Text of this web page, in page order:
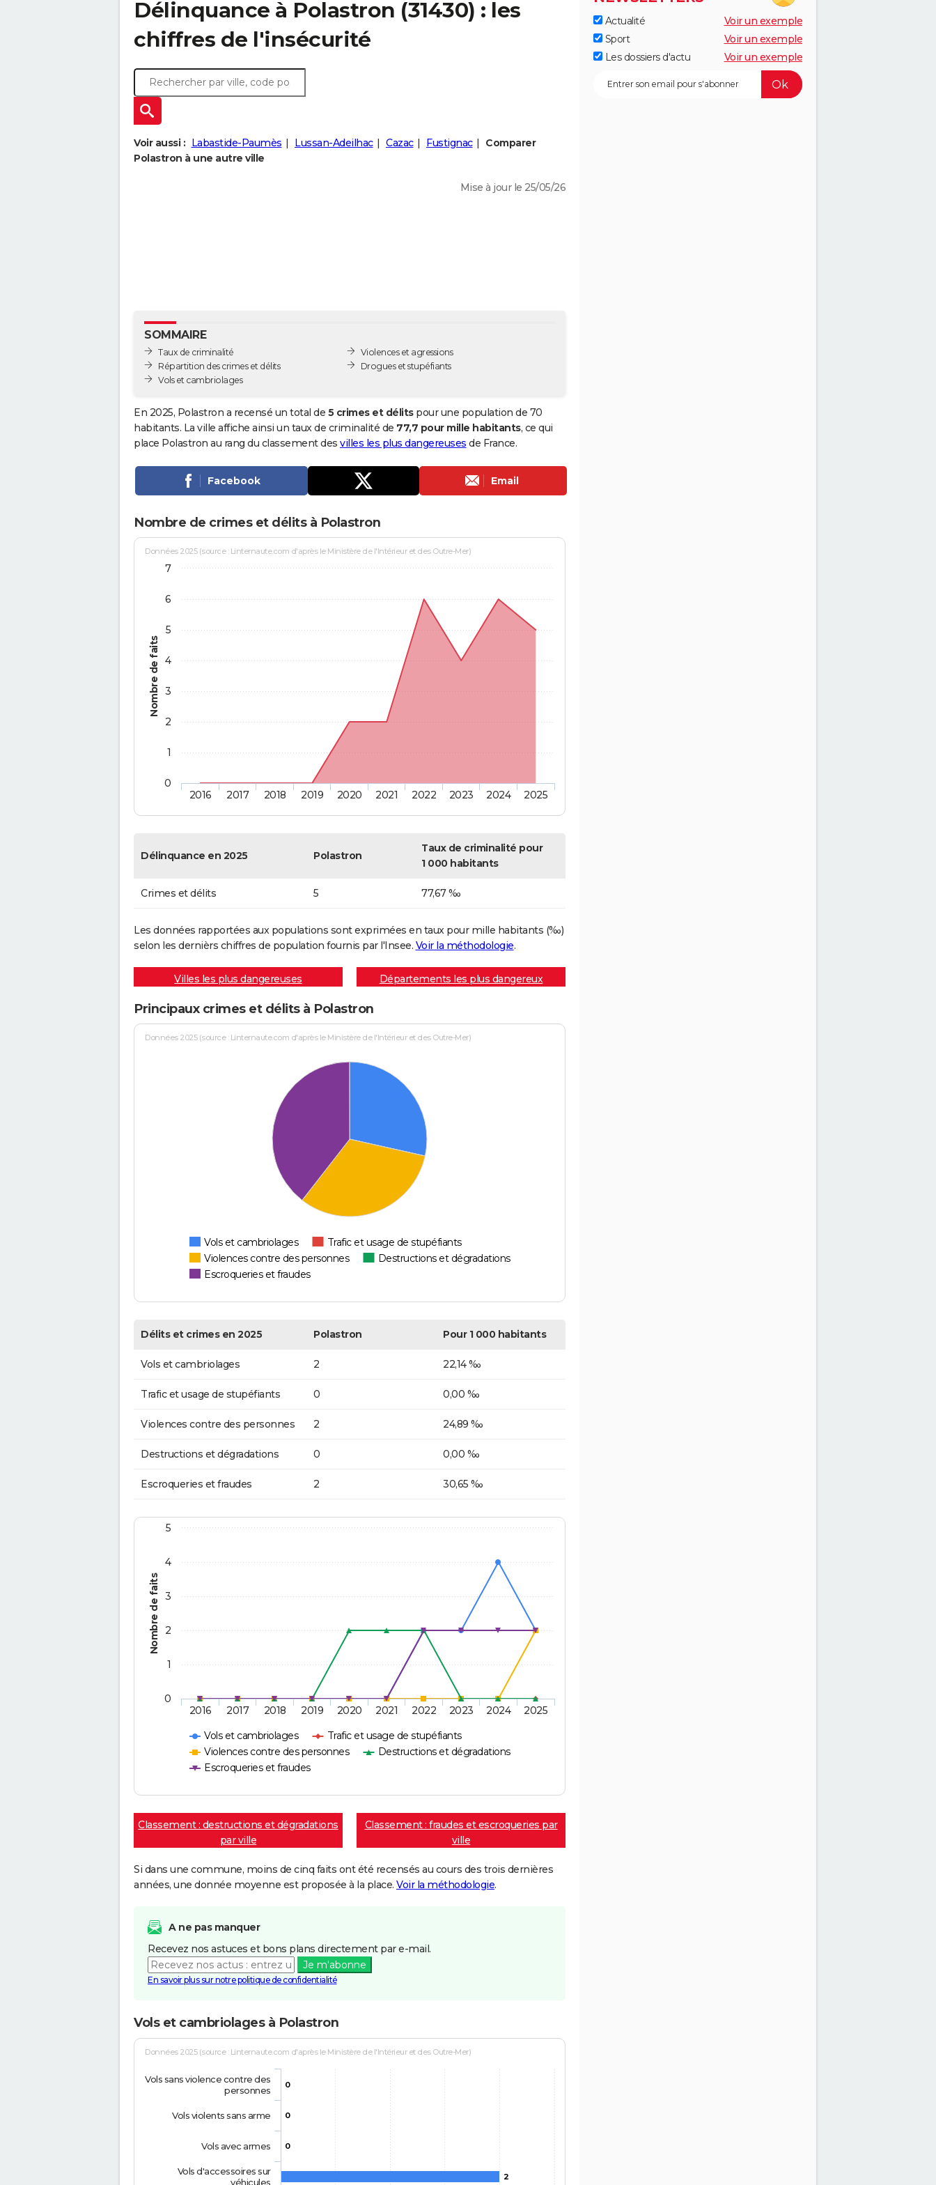
Délinquance à Polastron (31430) : les
chiffres de l'insécurité
Voir aussi : Labastide-Paumès Lussan-Adeilhac Cazac Fustignac
Comparer
Polastron à une autre ville
Mise à jour le 25/05/26
SOMMAIRE
Taux de criminalité
Répartition des crimes et délits
Vols et cambriolages
Violences et agressions
Drogues et stupéfiants
En 2025, Polastron a recensé un total de 5 crimes et délitspour une population de 70
habitants. La ville affiche ainsi un taux de criminalité de 77,7 pour mille habitants, ce qui
place Polastron au rang du classement des villes les plus dangereuses de France.
Facebook Email
Nombre de crimes et délits à Polastron
Nombre de faits
Données 2025 (source : Linternaute.com d'après le Ministère de l'Intérieur et des Outre-Mer)
2016 2017 2018 2019 2020 2021 2022 2023 2024 2025
0
1
2
3
4
5
6
7
Délinquance en 2025 Polastron
Taux de criminalité pour
1 000 habitants
Crimes et délits 5 77,67 ‰
Les données rapportées aux populations sont exprimées en taux pour mille habitants (‰)
selon les dernièrs chiffres de population fournis par l'Insee. Voir la méthodologie.
Villes les plus dangereuses Départements les plus dangereux
Principaux crimes et délits à Polastron
Données 2025 (source : Linternaute.com d'après le Ministère de l'Intérieur et des Outre-Mer)
Vols et cambriolages
Trafic et usage de stupéfiants
Violences contre des personnes
Destructions et dégradations
Escroqueries et fraudes
Délits et crimes en 2025 Polastron Pour 1 000 habitants
Vols et cambriolages 2 22,14 ‰
Trafic et usage de stupéfiants 0 0,00 ‰
Violences contre des personnes 2 24,89 ‰
Destructions et dégradations 0 0,00 ‰
Escroqueries et fraudes 2 30,65 ‰
Nombre de faits
Vols et cambriolages
Trafic et usage de stupéfiants
Violences contre des personnes
Destructions et dégradations
Escroqueries et fraudes
2016 2017 2018 2019 2020 2021 2022 2023 2024 2025
0
1
2
3
4
5
Classement : destructions et dégradations
par ville
Classement : fraudes et escroqueries par
ville
Si dans une commune, moins de cinq faits ont été recensés au cours des trois dernières
années, une donnée moyenne est proposée à la place. Voir la méthodologie.
A ne pas manquer
Recevez nos astuces et bons plans directement par e-mail.
Je m'abonne
En savoir plus sur notre politique de confidentialité
Vols et cambriolages à Polastron
Données 2025 (source : Linternaute.com d'après le Ministère de l'Intérieur et des Outre-Mer)
0
0
0
2
Vols sans violence contre des
personnes
Vols violents sans arme
Vols avec armes
Vols d'accessoires sur
véhicules
Actualité
Voir un exemple
Sport
Voir un exemple
Les dossiers d'actu
Voir un exemple